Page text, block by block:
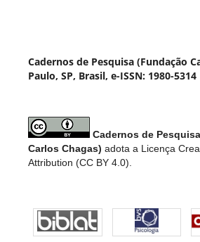
Cadernos de Pesquisa (Fundação
Paulo, SP, Brasil, e-ISSN: 1980-5314
Cadernos de
Carlos Chagas) adota a Licença
Attribution (CC BY 4.0).